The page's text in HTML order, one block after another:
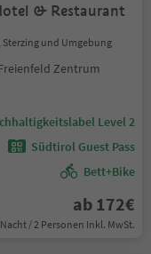
& Restaurant
Sterzing und Umgebung
Zentrum
Level 2
Südtirol Guest Pass
Bett+Bike
ab 172€
/ 2 Personen Inkl. MwSt.